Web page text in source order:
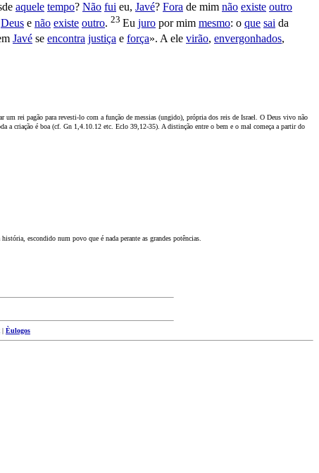
aquele tempo? Não fui eu, Javé? Fora de mim não existe outro
Deus e não existe outro. 23 Eu juro por mim mesmo: o que sai da
Javé se encontra justiça e força». A ele virão, envergonhados,
um rei pagão para revesti-lo com a função de messias (ungido), própria dos reis de Israel. O Deus vivo não
a criação é boa (cf. Gn 1,4.10.12 etc. Eclo 39,12-35). A distinção entre o bem e o mal começa a partir do
escondido num povo que é nada perante as grandes potências.
| Èulogos